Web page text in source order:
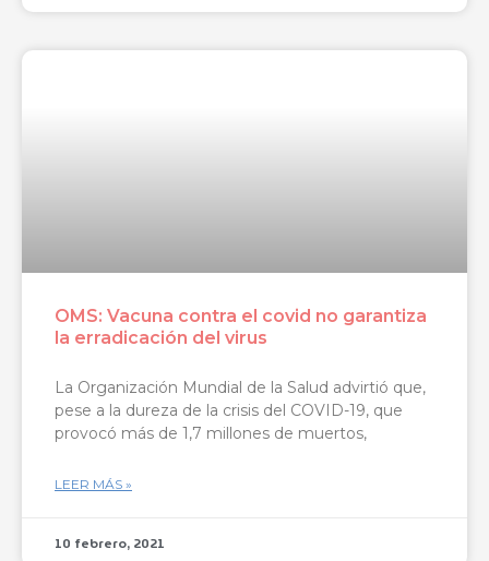
OMS: Vacuna contra el covid no garantiza
la erradicación del virus
La Organización Mundial de la Salud advirtió que,
pese a la dureza de la crisis del COVID-19, que
provocó más de 1,7 millones de muertos,
LEER MÁS »
10 febrero, 2021